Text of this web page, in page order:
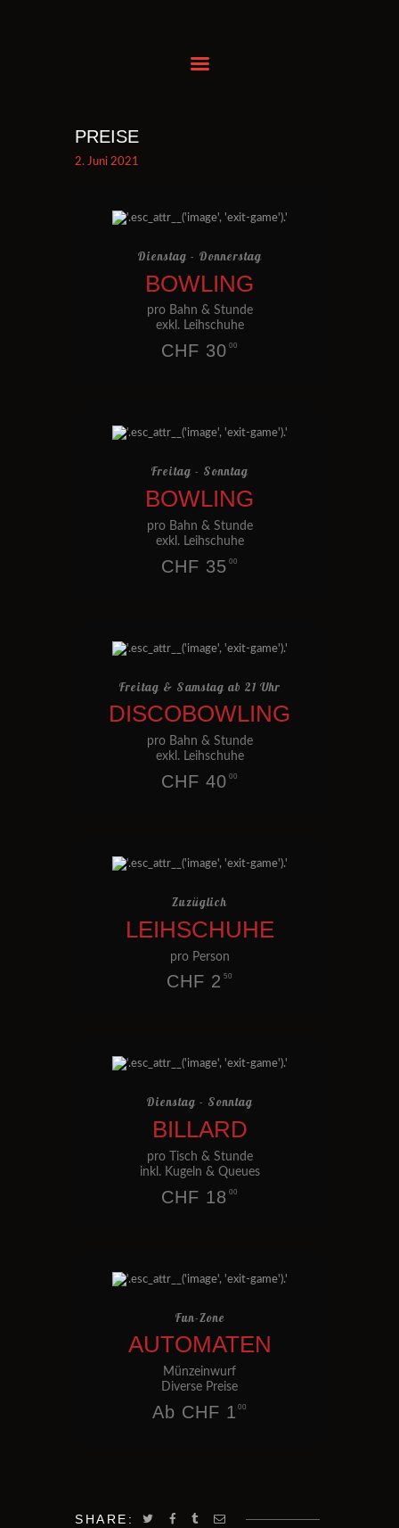
FOOD & DRINKS
EVENTS BUCHEN
ANREISE
KONTAKT
PREISE
2. Juni 2021
Dienstag - Donnerstag
BOWLING
pro Bahn & Stunde
exkl. Leihschuhe
CHF 30 00
Freitag - Sonntag
BOWLING
pro Bahn & Stunde
exkl. Leihschuhe
CHF 35 00
Freitag & Samstag ab 21 Uhr
DISCOBOWLING
pro Bahn & Stunde
exkl. Leihschuhe
CHF 40 00
Zuzüglich
LEIHSCHUHE
pro Person
CHF 2 50
Dienstag - Sonntag
BILLARD
pro Tisch & Stunde
inkl. Kugeln & Queues
CHF 18 00
Fun-Zone
AUTOMATEN
Münzeinwurf
Diverse Preise
Ab CHF 1 00
SHARE: